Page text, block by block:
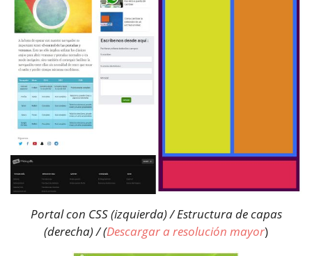
Portal con CSS (izquierda) / Estructura de capas
(derecha) / (Descargar a resolución mayor)